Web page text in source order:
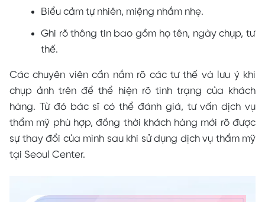
Biểu cảm tự nhiên, miệng nhắm nhẹ.
Ghi rõ thông tin bao gồm họ tên, ngày chụp, tư
thế.
Các chuyên viên cần nắm rõ các tư thế và lưu ý khi
chụp ảnh trên để thể hiện rõ tình trạng của khách
hàng. Từ đó bác sĩ có thể đánh giá, tư vấn dịch vụ
thẩm mỹ phù hợp, đồng thời khách hàng mới rõ được
sự thay đổi của mình sau khi sử dụng dịch vụ thẩm mỹ
tại Seoul Center.